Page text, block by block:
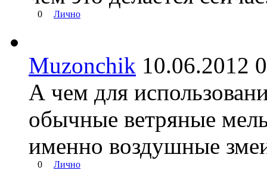
0 Лично
Muzonchik
А чем для
обычные ветряные
именно воздушные
0 Лично